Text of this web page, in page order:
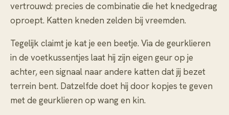
vertrouwd: precies de combinatie die het knedgedrag
oproept. Katten kneden zelden bij vreemden.
Tegelijk claimt je kat je een beetje. Via de geurklieren
in de voetkussentjes laat hij zijn eigen geur op je
achter, een signaal naar andere katten dat jij bezet
terrein bent. Datzelfde doet hij door kopjes te geven
met de geurklieren op wang en kin.